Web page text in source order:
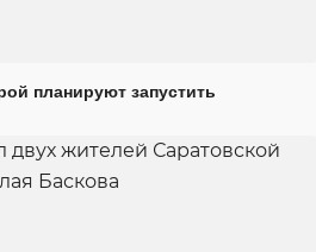
планируют запустить